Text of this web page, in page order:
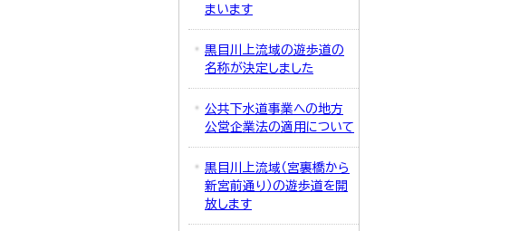
まいます
黒目川上流域の遊歩道の
名称が決定しました
公共下水道事業への地方
公営企業法の適用について
黒目川上流域（宮裏橋から
新宮前通り）の遊歩道を開
放します